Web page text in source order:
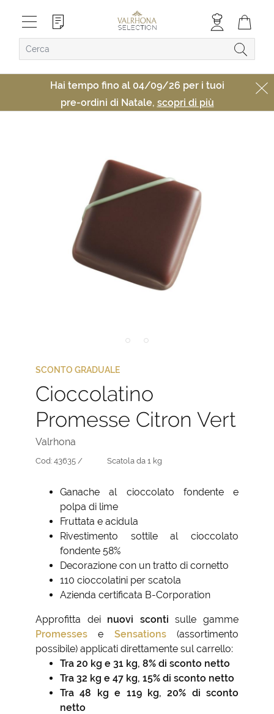
Hai tempo fino al 04/09/26 per i tuoi
pre-ordini di Natale, scopri di più
SCONTO GRADUALE
Cioccolatino
Promesse Citron Vert
Valrhona
Cod: 43635 / Scatola da 1 kg
Ganache al cioccolato fondente e
polpa di lime
Fruttata e acidula
Rivestimento sottile al cioccolato
fondente 58%
Decorazione con un tratto di cornetto
110 cioccolatini per scatola
Azienda certificata B-Corporation
Approfitta dei nuovi sconti sulle gamme
Promesses e Sensations(assortimento
possibile) applicati direttamente sul carrello:
Tra 20 kg e 31 kg, 8% di sconto netto
Tra 32 kg e 47 kg, 15% di sconto netto
Tra 48 kg e 119 kg, 20% di sconto
netto